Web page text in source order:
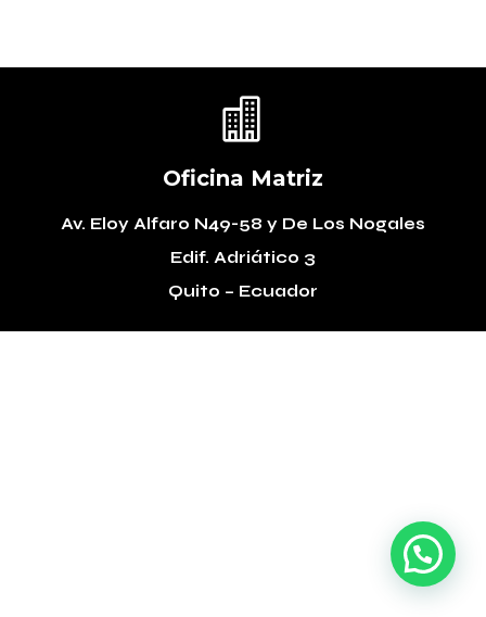

Oficina Matriz
Av. Eloy Alfaro N49-58 y De Los Nogales
Edif. Adriático 3
Quito – Ecuador